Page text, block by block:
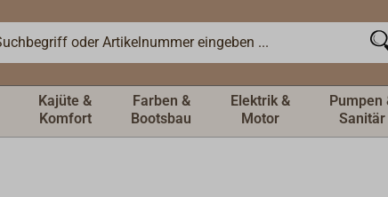
Kajüte &
Komfort
Farben &
Bootsbau
Elektrik &
Motor
Pumpen
Sanitär